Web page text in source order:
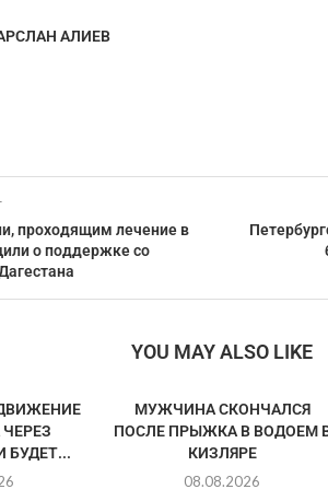
АЛИЕВ
проходящим лечение в
о поддержке со
YOU MAY ALSO LIKE
БУДЕТ...
МУЖЧИНА СКОНЧАЛСЯ
ПОСЛЕ ПРЫЖКА В ВОДОЕМ
КИЗЛЯРЕ
08.08.2026